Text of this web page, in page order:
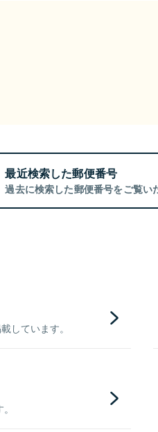
最近検索した郵便番号
過去に検索した郵便番号をご覧い
しています。